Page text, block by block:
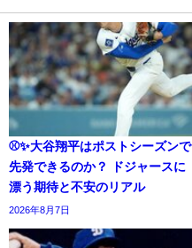
⚾✨大谷翔平はポストシーズンで
先発できるのか？ ドジャースに
漂う期待と不安のリアル
2026年8月7日